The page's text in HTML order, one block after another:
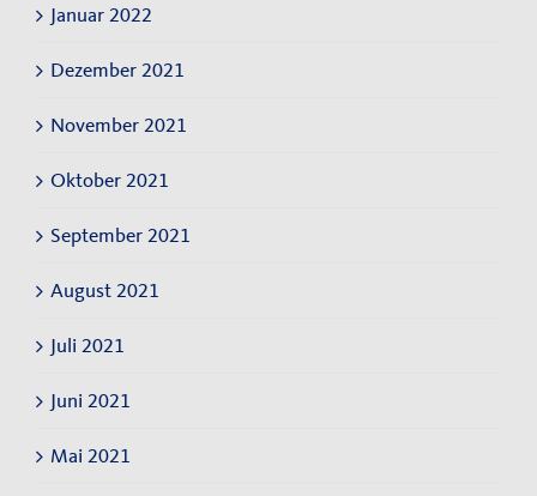
Januar 2022
Dezember 2021
November 2021
Oktober 2021
September 2021
August 2021
Juli 2021
Juni 2021
Mai 2021